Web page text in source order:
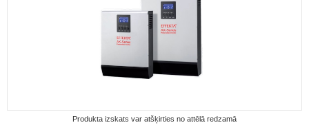
Produkta izskats var atšķirties no attēlā redzamā